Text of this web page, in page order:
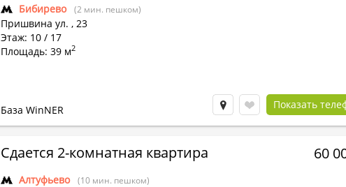
Бибирево (2 мин. пешком)
Пришвина ул. , 23
Этаж: 10 / 17
Площадь: 39 м2
База WinNER Показать
Сдается 2-комнатная квартира
Алтуфьево (10 мин. пешком)
60